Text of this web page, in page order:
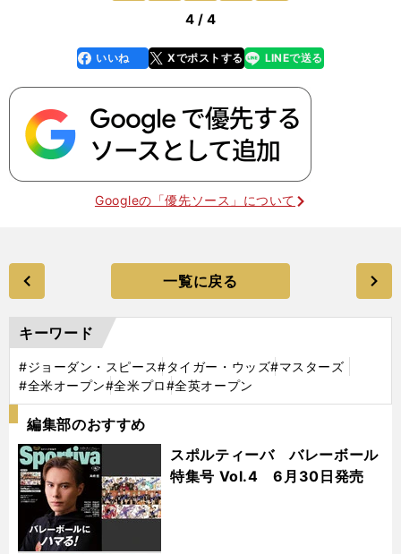
4 / 4
faceboo
k
いいね Xでポストする
line LINEで送る
Googleの「優先ソース」について
一覧に戻る
キーワード
#ジョーダン・スピース#タイガー・ウッズ#マスターズ
#全米オープン#全米プロ#全英オープン
編集部のおすすめ
スポルティーバ バレーボール
特集号 Vol.4 6月30日発売